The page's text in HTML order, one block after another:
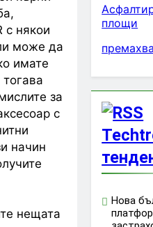
с някои
може да
имате
за
с
начин
нещата
площи
Нова